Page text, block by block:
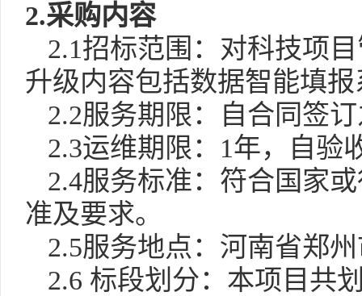
2.采购内容
2.1招标范围 ：对科技项
升级内容包括数据智能填
2.2服务期限：自合同签
2.3运维期限： 1年，自验
2.4服务标准：符合国家
准及要求。
2.5服务地点：河南省郑
2.6 标段划分：本项目共